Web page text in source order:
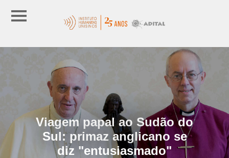
Viagem papal ao Sudão do
Sul: primaz anglicano se
diz "entusiasmado"